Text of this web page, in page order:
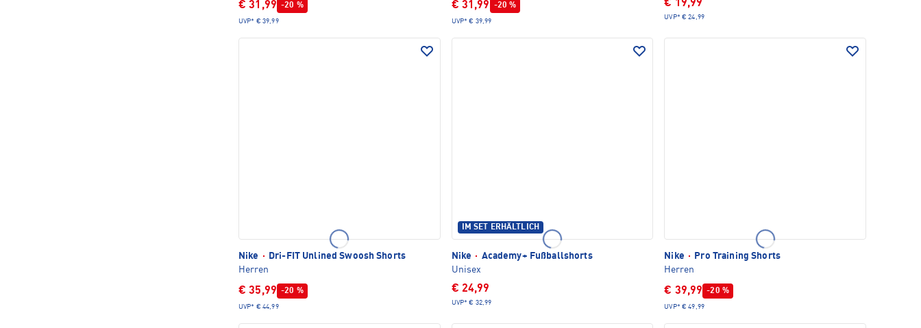
€ 31,99 -20 %
UVP* € 39,99
€ 31,99 -20 %
UVP* € 39,99
€ 19,99
UVP* € 24,99
Nike ·
Dri-FIT Unlined Swoosh Shorts
Herren
€ 35,99 -20 %
UVP* € 44,99
IM SET ERHÄLTLICH
Nike · Academy+ Fußballshorts
Unisex
€ 24,99
UVP* € 32,99
Nike ·
Pro Training Shorts
Herren
€ 39,99 -20 %
UVP* € 49,99